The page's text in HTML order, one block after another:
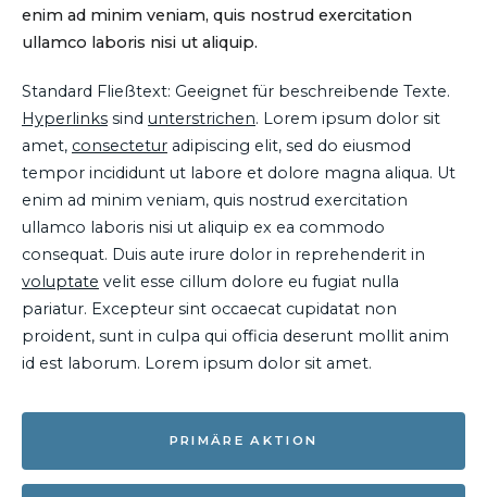
enim ad minim veniam, quis nostrud exercitation
ullamco laboris nisi ut aliquip.
Standard Fließtext: Geeignet für beschreibende Texte.
Hyperlinks sind unterstrichen. Lorem ipsum dolor sit
amet, consectetur adipiscing elit, sed do eiusmod
tempor incididunt ut labore et dolore magna aliqua. Ut
enim ad minim veniam, quis nostrud exercitation
ullamco laboris nisi ut aliquip ex ea commodo
consequat. Duis aute irure dolor in reprehenderit in
voluptate velit esse cillum dolore eu fugiat nulla
pariatur. Excepteur sint occaecat cupidatat non
proident, sunt in culpa qui officia deserunt mollit anim
id est laborum. Lorem ipsum dolor sit amet.
PRIMÄRE AKTION